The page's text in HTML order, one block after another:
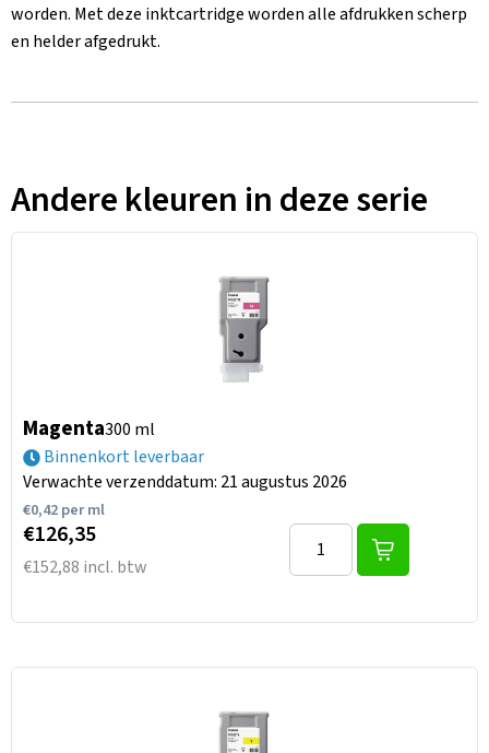
worden. Met deze inktcartridge worden alle afdrukken scherp
en helder afgedrukt.
Andere kleuren in deze serie
Magenta300 ml
Binnenkort leverbaar
Verwachte verzenddatum: 21 augustus 2026
€0,42per ml
€126,35
€152,88 incl. btw